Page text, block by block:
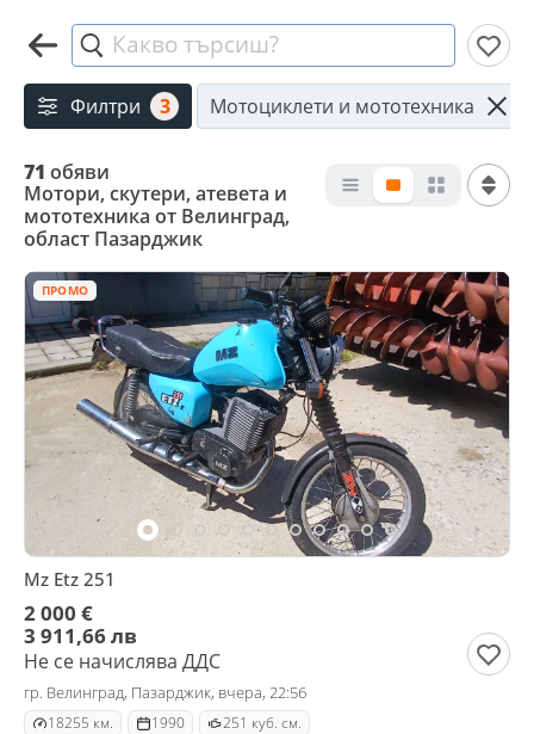
Какво търсиш?
Филтри 3 Мотоциклети и мототехника
71 обяви
Мотори, скутери, атевета и
мототехника от Велинград,
област Пазарджик
ПРОМО
Mz Etz 251
2 000 €
3 911,66 лв
Не се начислява ДДС
гр. Велинград, Пазарджик, вчера, 22:56
18255 км. 1990 251 куб. см.